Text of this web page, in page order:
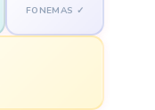
FONEMAS ✓